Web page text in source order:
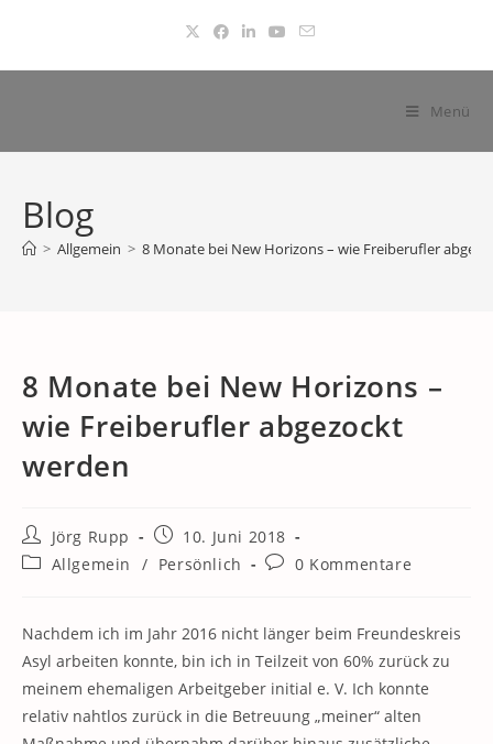
springen
Menü
Blog
> Allgemein > 8 Monate bei New Horizons – wie Freiberufler
8 Monate bei New Horizons –
wie Freiberufler abgezockt
werden
Beitrags-
Autor:
Jörg Rupp
Beitrag
veröffentlicht:
10. Juni 2018
Beitrags-
Allgemein / Persönlich
Beitrags-
0 Kommentare
Nachdem ich im Jahr 2016 nicht länger beim Freundeskreis
Asyl arbeiten konnte, bin ich in Teilzeit von 60% zurück zu
meinem ehemaligen Arbeitgeber initial e. V. Ich konnte
relativ nahtlos zurück in die Betreuung „meiner“ alten